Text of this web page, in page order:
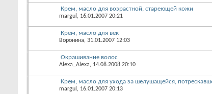
Крем, масло для возрастной, стареющей кожи
margul , 16.01.2007 20:21
Крем, масло для век
Воронина, 31.01.2007 12:03
Окрашивание волос
Alexa_Alexa, 14.08.2008 20:10
Крем, масло для ухода за шелушащейся,
margul , 16.01.2007 20:13